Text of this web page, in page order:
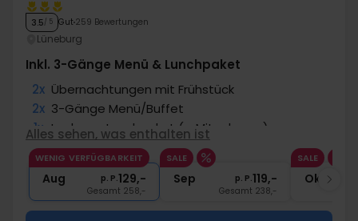
3.5/ 5 Gut 259 Bewertungen
Lüneburg
Inkl. 3-Gänge Menü & Lunchpaket
2x Übernachtungen mit Frühstück
2x 3-Gänge Menü/Buffet
1x Leckeres Lunchpaket (z. Mitnehmen)
1x 5 € Wellnessgutschein
2x Gratis Nutzung von Sauna und Pool
Alles sehen, was enthalten ist
WENIG VERFÜGBARKEIT
Aug p. P.129,-
Gesamt 258,-
SALE
Sep p. P.119,-
Gesamt 238,-
SALE
Okt